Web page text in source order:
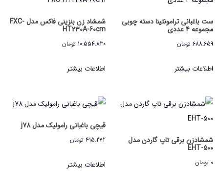
ست باغبانی ترامونتینا دسته چوبی
مجموعه 4 عددی
688.659 تومان
اطلاعات بیشتر
شمشاد زن بنزینی فاکس مدل FXC-
HT230A-60cm
10.554.830 تومان
اطلاعات بیشتر
شمشادزن برقی تاپ گاردن مدل
EHT-500
0 تومان
قیچی باغبانی رامولیک مدل j78
415.272 تومان
اطلاعات بیشتر